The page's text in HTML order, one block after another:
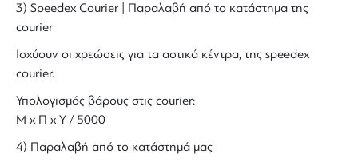
3) Speedex Courier | Παραλαβή από το κατάστημα της
courier
Ισχύουν οι χρεώσεις για τα αστικά κέντρα, της speedex
courier.
Υπολογισμός βάρους στις courier:
Μ x Π x Y / 5000
4) Παραλαβή από το κατάστημά μας